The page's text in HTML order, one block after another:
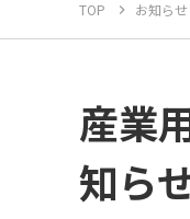
TOP お知らせ
産業
知ら